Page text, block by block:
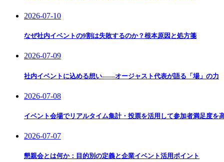
2026-07-10
なぜ社内イベントの9割は失敗するのか？根本原因と処方箋
2026-07-09
社内イベントに込める想い——オージャスト代表が語る「場」の力
2026-07-08
イベント会場でリアルタイム集計・投票を活用して参加者満足度を
2026-07-07
懇親会とは何か：目的別の定義と企業イベント活用ポイント